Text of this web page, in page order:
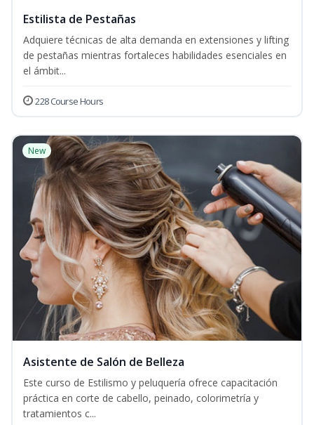
Estilista de Pestañas
Adquiere técnicas de alta demanda en extensiones y lifting
de pestañas mientras fortaleces habilidades esenciales en
el ámbit...
228 Course Hours
New
Asistente de Salón de Belleza
Este curso de Estilismo y peluquería ofrece capacitación
práctica en corte de cabello, peinado, colorimetría y
tratamientos c...